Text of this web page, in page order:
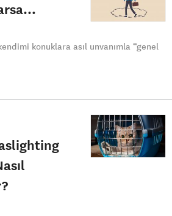
konuklara asıl unvanımla “genel